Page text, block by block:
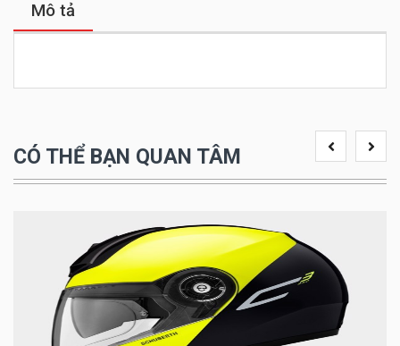
Mô tả
CÓ THỂ BẠN QUAN TÂM